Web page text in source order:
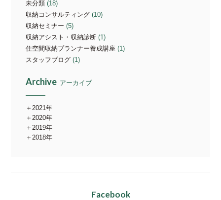
未分類 (18)
収納コンサルティング (10)
収納セミナー (5)
収納アシスト・収納診断 (1)
住空間収納プランナー養成講座 (1)
スタッフブログ (1)
Archive アーカイブ
2021年
2020年
2019年
2018年
Facebook